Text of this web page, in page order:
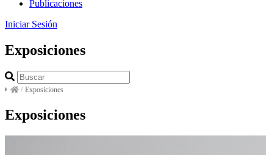
Publicaciones
Iniciar Sesión
Exposiciones
/ Exposiciones
Exposiciones